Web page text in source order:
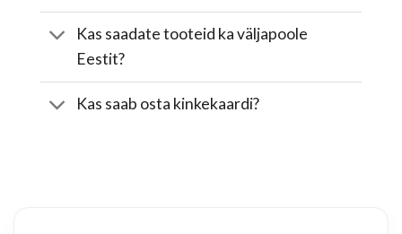
Kas saadate tooteid ka väljapoole
Eestit?
Kas saab osta kinkekaardi?